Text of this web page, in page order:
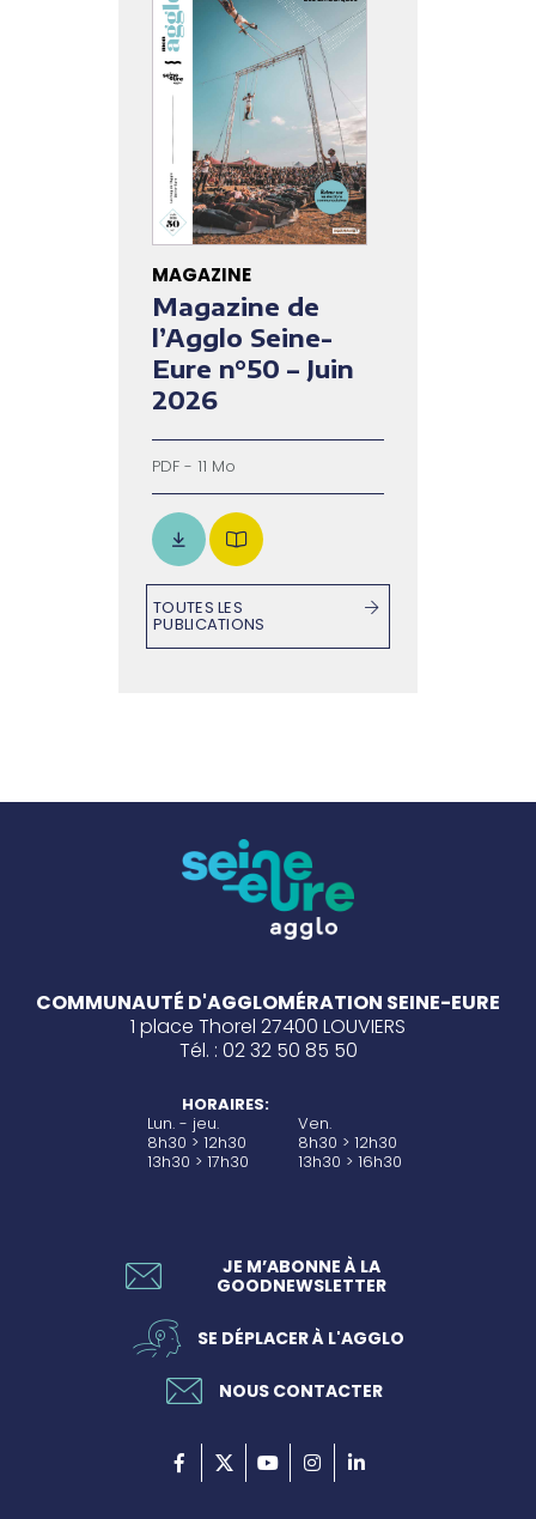
MAGAZINE
Magazine de
l’Agglo Seine-
Eure n°50 – Juin
2026
PDF - 11 Mo
TOUTES LES
PUBLICATIONS
COMMUNAUTÉ D'AGGLOMÉRATION SEINE-EURE
1 place Thorel 27400 LOUVIERS
Tél. : 02 32 50 85 50
HORAIRES:
Lun. - jeu.
8h30 > 12h30
13h30 > 17h30
Ven.
8h30 > 12h30
13h30 > 16h30
JE M’ABONNE À LA
GOODNEWSLETTER
SE DÉPLACER À L'AGGLO
NOUS CONTACTER